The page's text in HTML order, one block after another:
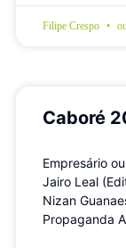
Filipe Crespo
Caboré
Empresário
Jairo Leal
Nizan
Propaganda